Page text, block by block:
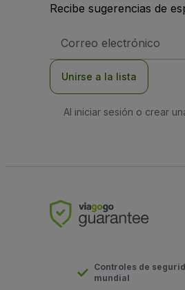
Recibe sugerencias de
de
Unirse a la lista
Al iniciar sesión o crear
Controles de
mundial